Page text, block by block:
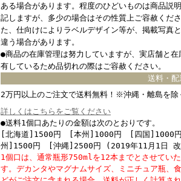
ある場合があります。程度のひどいものは商品説
記しますが、多少の場合はその性質上ご容赦くだ
た、仕向けによりラベルデザイン等が、掲載写真
違う場合があります。
●商品の在庫管理は努力していますが、実店舗と在
有しているため品切れの際はご容赦ください。
送料・
2万円以上のご注文で送料無料！※沖縄・離島を除
詳しくはこちらをご覧ください
●送料1個口あたりの金額は次のとおりです。
[北海道]1500円 [本州]1000円 [四国]1000
州]1500円 [沖縄]2500円 (2019年11月1日 改
1個口は、通常瓶形750mlを12本までとさせていた
す。デカンタやマグナムサイズ、ミニチュア瓶、